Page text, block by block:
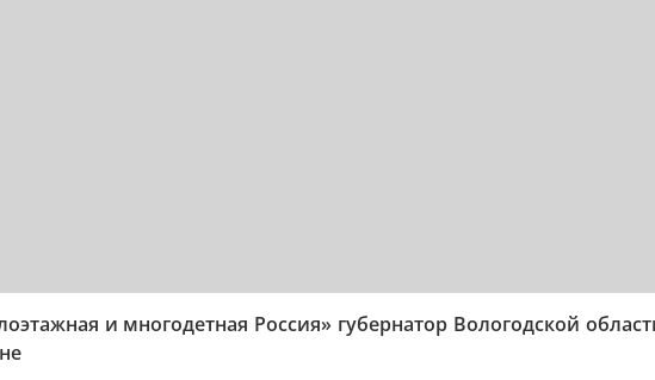
и многодетная Россия» губернатор Вологодской